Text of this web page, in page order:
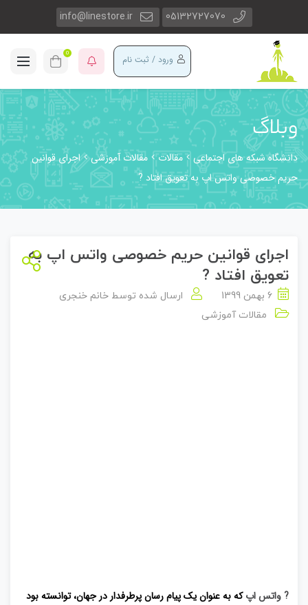
05132727070
info@linestore.ir
ورود / ثبت نام 0
وبلاگ
دانشگاه شبکه های اجتماعی مقالات مقالات آموزشی
اجرای قوانین
حریم خصوصی واتس اپ به تعویق افتاد ?
اجرای قوانین حریم خصوصی واتس اپ به
تعویق افتاد ?
6 بهمن 1399 ارسال شده توسط خانم خنجری
مقالات آموزشی
? واتس اپکه به عنوان یک پیام رسان پرطرفدار در جهان، توانسته بود